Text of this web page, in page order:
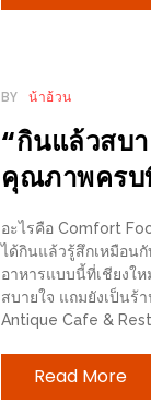
BY น้าอ้วน
“กินแล้วสบ
คุณภาพคร
อะไรคือ Comfort
ได้กินแล้วรู้สึกเหมือน
อาหารแบบนี้ที่เชียงใ
สบายใจ แถมยังเป็นร้
Antique Cafe &
Read More